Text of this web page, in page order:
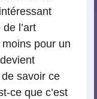
l’art
pour un
savoir ce
ce que c’est